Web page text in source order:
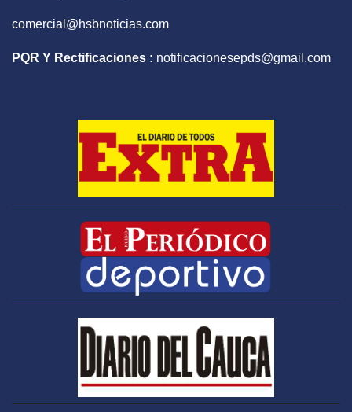
comercial@hsbnoticias.com
PQR Y Rectificaciones : notificacionesepds@gmail.com